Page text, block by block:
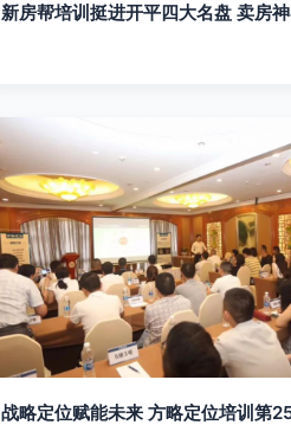
新房帮培训挺进开平四大名盘 卖房
战略定位赋能未来 方略定位培训第